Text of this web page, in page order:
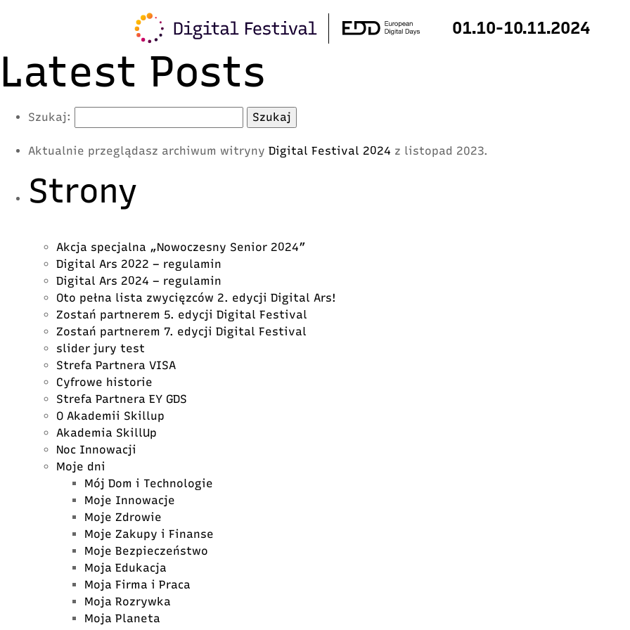
: Trying to access array offset on value of type null in/home/klient.dhosting.pl/digitalfes/
content/plugins/freshmail-integration/vendor/class.rest.php
01.10-10.11.2024
Latest Posts
Szukaj:
Aktualnie przeglądasz archiwum witryny Digital Festival 2024 z listopad 2023.
Strony
Akcja specjalna „Nowoczesny Senior 2024”
Digital Ars 2022 – regulamin
Digital Ars 2024 – regulamin
Oto pełna lista zwycięzców 2. edycji Digital Ars!
Zostań partnerem 5. edycji Digital Festival
Zostań partnerem 7. edycji Digital Festival
slider jury test
Strefa Partnera VISA
Cyfrowe historie
Strefa Partnera EY GDS
O Akademii Skillup
Akademia SkillUp
Noc Innowacji
Moje dni
Mój Dom i Technologie
Moje Innowacje
Moje Zdrowie
Moje Zakupy i Finanse
Moje Bezpieczeństwo
Moja Edukacja
Moja Firma i Praca
Moja Rozrywka
Moja Planeta